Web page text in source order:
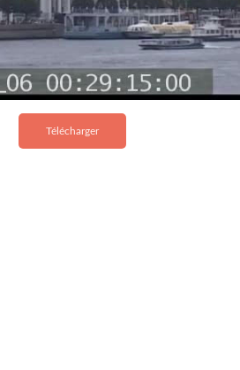
Télécharger